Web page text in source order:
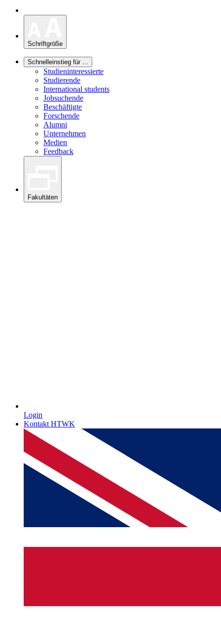
Schriftgröße
Schnelleinstieg für ...
Studieninteressierte
Studierende
International students
Jobsuchende
Beschäftigte
Forschende
Alumni
Unternehmen
Medien
Feedback
Fakultäten
Login
Kontakt HTWK